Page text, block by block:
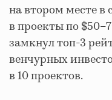
на втором месте в
в проекты по
замкнул топ-3
венчурных
в 10 проектов.